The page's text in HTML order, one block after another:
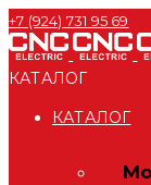
+7 (924) 731 95 69
КАТАЛОГ
КАТАЛОГ